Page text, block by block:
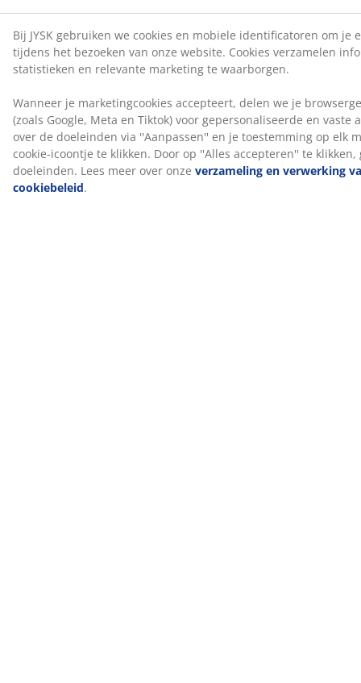
15 jaar garantie
Alle PLUS boxsprings worden geleverd met een
verlengde garantie van 15 jaar, zodat je met
vertrouwen je matras kunt kiezen.
Productiegeur verdwijnt na verloop van tijd
Wanneer je een nieuwe matras krijgt, kan je een lichte
productiegeur opmerken. Dit is volledig onschadelijk
en verdwijnt na verloop van tijd. Het matras laten
luchten of stofzuigen kan dit proces versnellen.
Wij helpen je graag het juiste matras te kiezen